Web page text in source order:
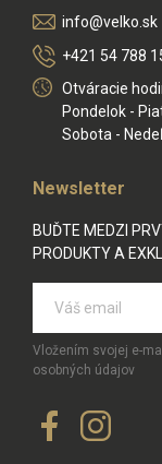
info@velko.sk
+421 54 788
Otváracie
Pondelok -
Sobota -
Newsletter
BUĎTE MEDZI
PRODUKTY A
Vložením svojej e-
osobných údajov